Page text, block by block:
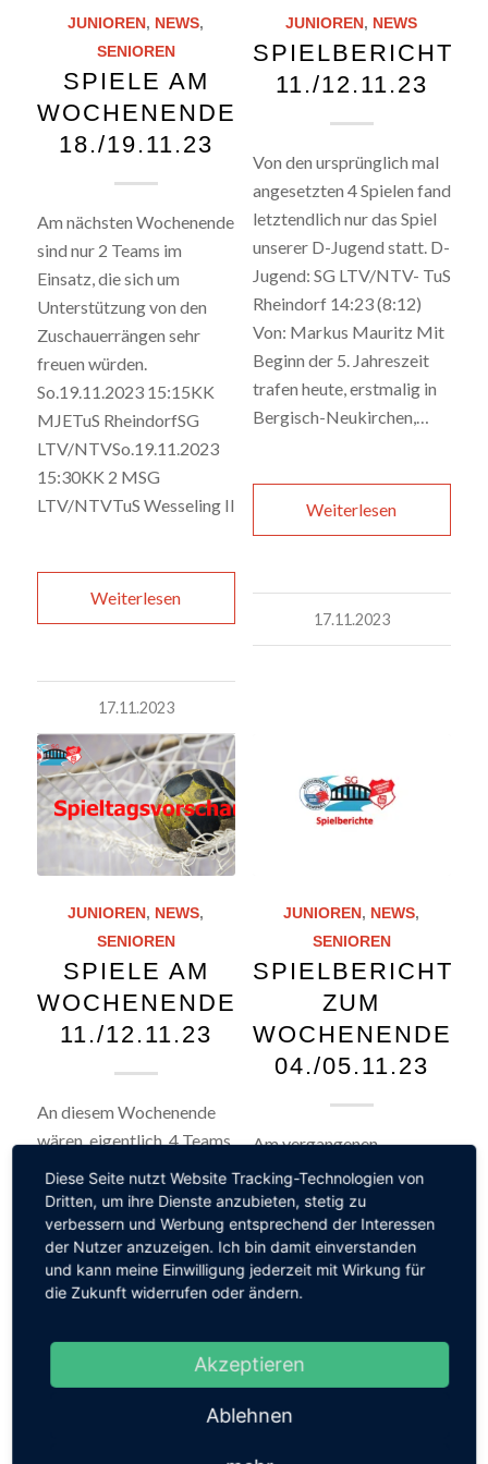
JUNIOREN, NEWS,
SENIOREN
SPIELE AM
WOCHENENDE
18./19.11.23
Am nächsten Wochenende
sind nur 2 Teams im
Einsatz, die sich um
Unterstützung von den
Zuschauerrängen sehr
freuen würden.
So.19.11.2023 15:15KK
MJETuS RheindorfSG
LTV/NTVSo.19.11.2023
15:30KK 2 MSG
LTV/NTVTuS Wesseling II
Weiterlesen
17.11.2023
JUNIOREN, NEWS
SPIELBERICHTE
11./12.11.23
Von den ursprünglich mal
angesetzten 4 Spielen fand
letztendlich nur das Spiel
unserer D-Jugend statt. D-
Jugend: SG LTV/NTV- TuS
Rheindorf 14:23 (8:12)
Von: Markus Mauritz Mit
Beginn der 5. Jahreszeit
trafen heute, erstmalig in
Bergisch-Neukirchen,…
Weiterlesen
17.11.2023
JUNIOREN, NEWS,
SENIOREN
SPIELE AM
WOCHENENDE
11./12.11.23
An diesem Wochenende
wären, eigentlich, 4 Teams
der SG im Einsatz. Leider
hat am Freitag die E 3 des
1.FC Köln das geplante
Spiel gegen unsere E-
Jugend abgesagt.
Wunsch des SSK Kerpen
das Spiel unserer 2. Herren
auf Dienstag…
JUNIOREN, NEWS,
SENIOREN
SPIELBERICHTE
ZUM
WOCHENENDE
04./05.11.23
Am vergangenen
Wochenende waren nur
zwei SG-Mannschaften,
die 1. Herren und die D-
Jugend, im Einsatz. Die
Ergebnisse können sich
Jugend: TuS Wesseling 2 -
SG LTV/NTV 20:20
es ohne die…
Diese Seite nutzt Website Tracking-Technologien von
Dritten, um ihre Dienste anzubieten, stetig zu
verbessern und Werbung entsprechend der Interessen
der Nutzer anzuzeigen. Ich bin damit einverstanden
und kann meine Einwilligung jederzeit mit Wirkung für
die Zukunft widerrufen oder ändern.
Akzeptieren
Ablehnen